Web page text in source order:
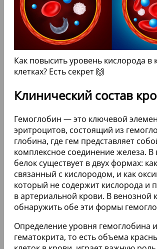
Как повысить уровень кислорода в
клетках? Есть секрет 🙌
Клинический состав
Гемоглобин — это ключевой
эритроцитов, состоящий из
глобина, где гем представляет
комплексное соединение железа. В
белок существует в двух формах:
связанный с кислородом, и как
который не содержит кислорода и
в артериальной крови. В венозной
обнаружить обе эти формы
Определение уровня гемоглобина
гематокрита, то есть объема